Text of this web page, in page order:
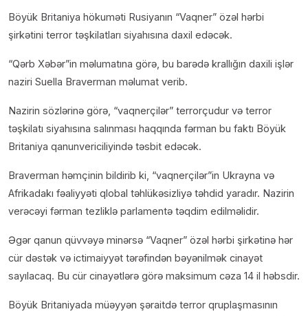
Böyük Britaniya hökuməti Rusiyanın “Vaqner” özəl hərbi
şirkətini terror təşkilatları siyahısına daxil edəcək.
“Qərb Xəbər”in məlumatına görə, bu barədə krallığın daxili işlər
naziri Suella Braverman məlumat verib.
Nazirin sözlərinə görə, “vaqnerçilər” terrorçudur və terror
təşkilatı siyahısına salınması haqqında fərman bu faktı Böyük
Britaniya qanunvericiliyində təsbit edəcək.
Braverman həmçinin bildirib ki, “vaqnerçilər”in Ukrayna və
Afrikadakı fəaliyyəti qlobal təhlükəsizliyə təhdid yaradır. Nazirin
verəcəyi fərman tezliklə parlamentə təqdim edilməlidir.
Əgər qanun qüvvəyə minərsə “Vaqner” özəl hərbi şirkətinə hər
cür dəstək və ictimaiyyət tərəfindən bəyənilmək cinayət
sayılacaq. Bu cür cinayətlərə görə maksimum cəza 14 il həbsdir.
Böyük Britaniyada müəyyən şəraitdə terror qruplaşmasının